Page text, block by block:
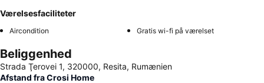
Værelsesfaciliteter
Aircondition Gratis wi-fi på værelset
Beliggenhed
Strada Ţerovei 1, 320000, Resita, Rumænien
Afstand fra Crosi Home